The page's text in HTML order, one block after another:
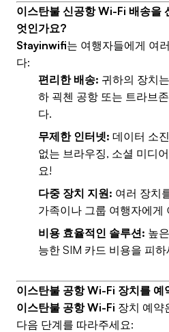
이스탄불 신공항 Wi-Fi 배송을
엇인가요?
Stayinwifi는 여행자들에게 여
다:
편리한 배송: 귀하의 장치는
하 괵첸 공항 또는 트라브
다.
무제한 인터넷: 데이터 소
없는 브라우징, 소셜 미디
요!
다중 장치 지원: 여러 장치
가족이나 그룹 여행자에게
비용 효율적인 솔루션: 높
능한 SIM 카드 비용을 피하
이스탄불 공항 Wi-Fi 장치를 예
이스탄불 공항 Wi-Fi 장치 예약
다음 단계를 따라주세요: